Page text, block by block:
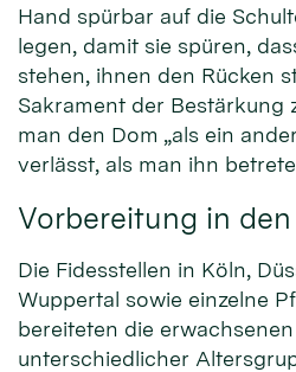
Hand spürbar auf die
legen, damit sie spüren,
stehen, ihnen den Rücken
Sakrament der Bestärkung
man den Dom „als ein
verlässt, als man ihn
Vorbereitung in
Die Fidesstellen in Köln,
Wuppertal sowie einzelne
bereiteten die
unterschiedlicher